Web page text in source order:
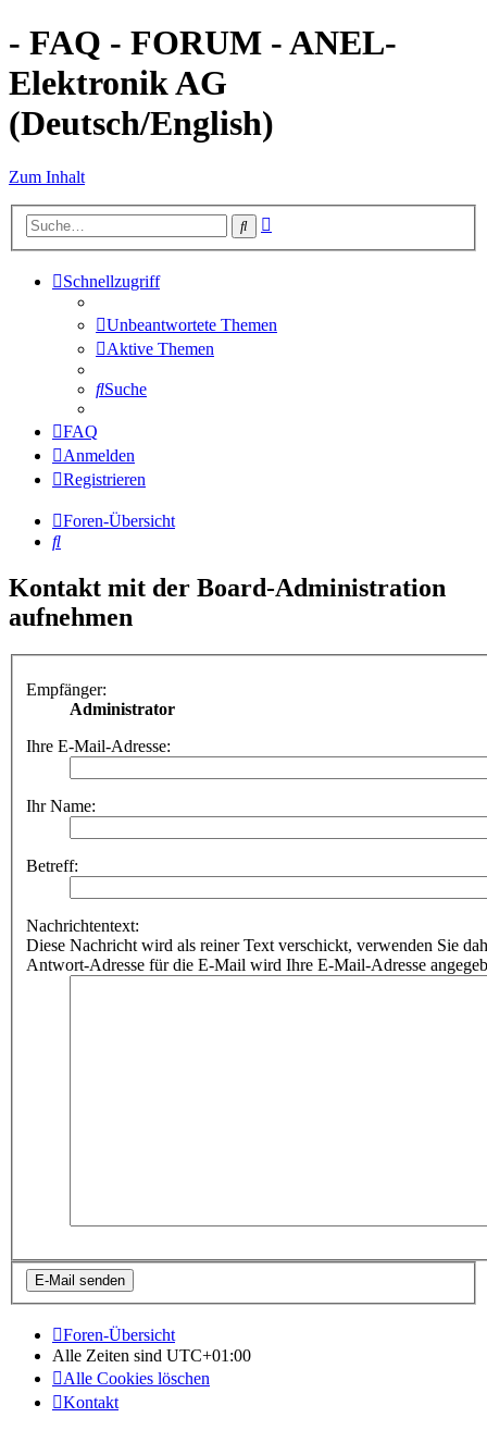
- FAQ - FORUM - ANEL-
Elektronik AG
(Deutsch/English)
Zum Inhalt
Suche
Schnellzugriff
Unbeantwortete Themen
Aktive Themen
Suche
FAQ
Anmelden
Registrieren
Foren-Übersicht
Suche
Kontakt mit der Board-Administration
aufnehmen
Empfänger:
Administrator
Ihre E-Mail-Adresse:
Ihr Name:
Betreff:
Nachrichtentext:
Diese Nachricht wird als reiner Text verschickt, verwenden Sie
Antwort-Adresse für die E-Mail wird Ihre E-Mail-Adresse
Foren-Übersicht
Alle Zeiten sind UTC+01:00
Alle Cookies löschen
Kontakt